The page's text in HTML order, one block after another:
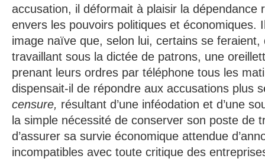
accusation, il déformait à plaisir la dépendance
envers les pouvoirs politiques et économiques.
image naïve que, selon lui, certains se feraient,
travaillant sous la dictée de patrons, une
prenant leurs ordres par téléphone tous les
dispensait-il de répondre aux accusations plus
censure, résultant d’une inféodation et d’une
la simple nécessité de conserver son poste de
d’assurer sa survie économique attendue
incompatibles avec toute critique des